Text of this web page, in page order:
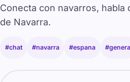
Conecta con navarros, habla
de Navarra.
#chat #navarra #espana